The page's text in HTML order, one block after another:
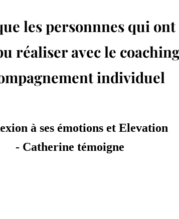
les personnnes qui ont
réaliser avec le
individuel
à ses émotions et Elevation
- Catherine témoigne